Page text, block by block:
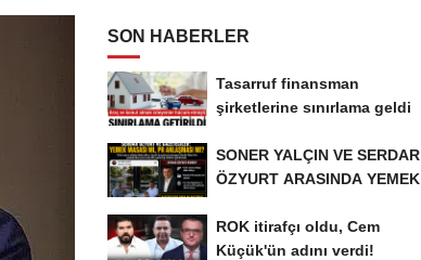
SON HABERLER
Tasarruf finansman
şirketlerine sınırlama geldi
SONER YALÇIN VE SERDAR
ÖZYURT ARASINDA YEMEK
ROK itirafçı oldu, Cem
Küçük'ün adını verdi!